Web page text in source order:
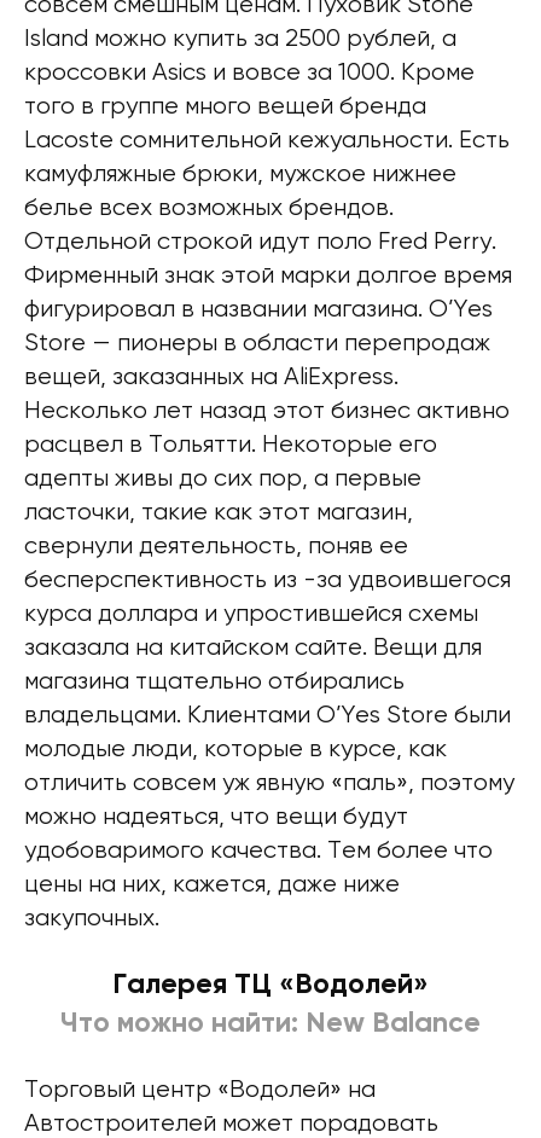
совсем смешным ценам. Пуховик Stone
Island можно купить за 2500 рублей, а
кроссовки Asics и вовсе за 1000. Кроме
того в группе много вещей бренда
Lacoste сомнительной кежуальности. Есть
камуфляжные брюки, мужское нижнее
белье всех возможных брендов.
Отдельной строкой идут поло Fred Perry.
Фирменный знак этой марки долгое время
фигурировал в названии магазина. O’Yes
Store — пионеры в области перепродаж
вещей, заказанных на AliExpress.
Несколько лет назад этот бизнес активно
расцвел в Тольятти. Некоторые его
адепты живы до сих пор, а первые
ласточки, такие как этот магазин,
свернули деятельность, поняв ее
бесперспективность из -за удвоившегося
курса доллара и упростившейся схемы
заказала на китайском сайте. Вещи для
магазина тщательно отбирались
владельцами. Клиентами O’Yes Store были
молодые люди, которые в курсе, как
отличить совсем уж явную «паль», поэтому
можно надеяться, что вещи будут
удобоваримого качества. Тем более что
цены на них, кажется, даже ниже
закупочных.
Галерея ТЦ «Водолей»
Что можно найти: New Balance
Торговый центр «Водолей» на
Автостроителей может порадовать